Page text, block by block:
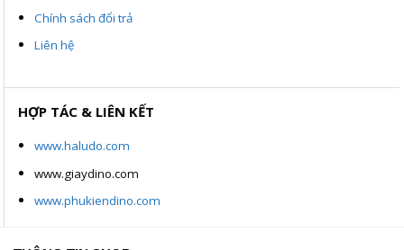
Chính sách đổi trả
Liên hệ
HỢP TÁC & LIÊN KẾT
www.haludo.com
www.giaydino.com
www.phukiendino.com